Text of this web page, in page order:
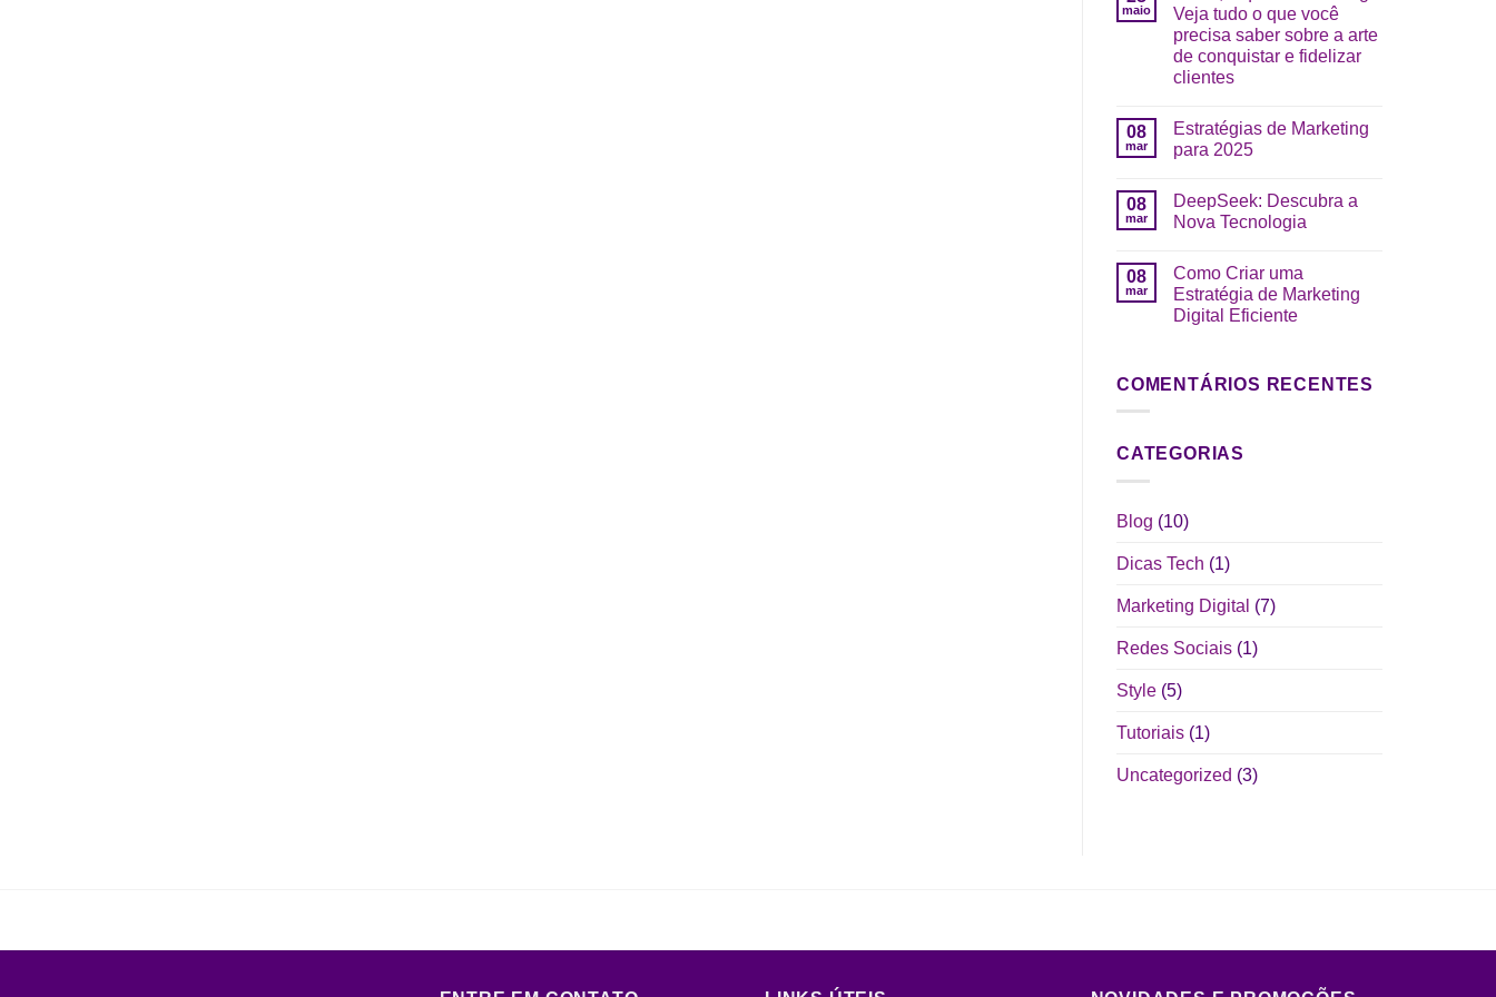
maio
Veja tudo o que você
precisa saber sobre a arte
de conquistar e fidelizar
clientes
08
mar
Estratégias de Marketing
para 2025
08
mar
DeepSeek: Descubra a
Nova Tecnologia
08
mar
Como Criar uma
Estratégia de Marketing
Digital Eficiente
COMENTÁRIOS RECENTES
CATEGORIAS
Blog (10)
Dicas Tech (1)
Marketing Digital (7)
Redes Sociais (1)
Style (5)
Tutoriais (1)
Uncategorized (3)